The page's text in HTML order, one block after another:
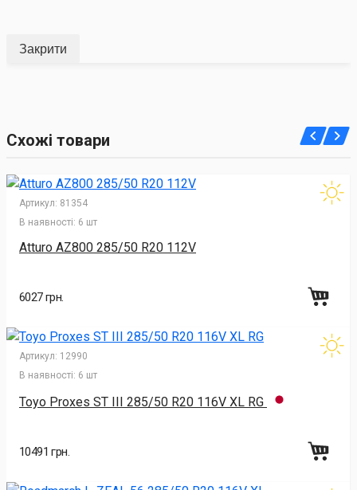
Закрити
Схожі товари
Артикул: 81354
В наявності: 6 шт
Atturo AZ800 285/50 R20 112V
6027 грн.
Артикул: 12990
В наявності: 6 шт
Toyo Proxes ST III 285/50 R20 116V XL RG
10491 грн.